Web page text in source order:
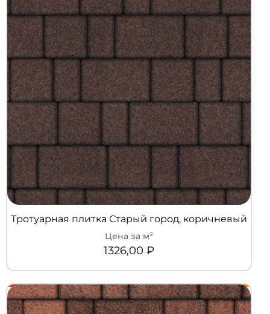
Тротуарная плитка Старый город, коричневый
1326,00 ₽